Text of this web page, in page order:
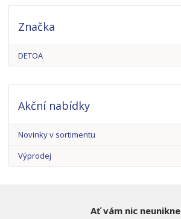
Značka
DETOA
Akční nabídky
Novinky v sortimentu
Výprodej
Ať vám nic neunikne